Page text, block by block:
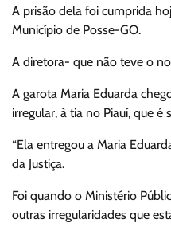
A prisão dela foi cumprida
Município de Posse-GO.
A diretora- que não teve o
A garota Maria Eduarda
irregular, à tia no Piauí, que
“Ela entregou a Maria
da Justiça.
Foi quando o Ministério
outras irregularidades que